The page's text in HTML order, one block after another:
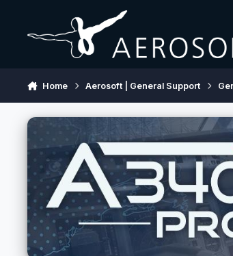
Home Aerosoft | General Support